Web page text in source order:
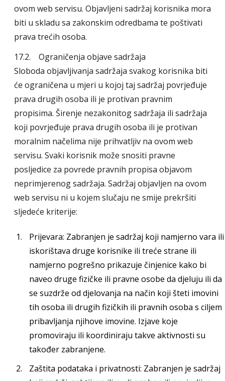
ovom web servisu. Objavljeni sadržaj korisnika mora
biti u skladu sa zakonskim odredbama te poštivati
prava trećih osoba.
17.2. Ograničenja objave sadržaja
Sloboda objavljivanja sadržaja svakog korisnika biti
će ograničena u mjeri u kojoj taj sadržaj povrjeđuje
prava drugih osoba ili je protivan pravnim
propisima. Širenje nezakonitog sadržaja ili sadržaja
koji povrjeđuje prava drugih osoba ili je protivan
moralnim načelima nije prihvatljiv na ovom web
servisu. Svaki korisnik može snositi pravne
posljedice za povrede pravnih propisa objavom
neprimjerenog sadržaja. Sadržaj objavljen na ovom
web servisu ni u kojem slučaju ne smije prekršiti
sljedeće kriterije:
Prijevara: Zabranjen je sadržaj koji namjerno vara ili
iskorištava druge korisnike ili treće strane ili
namjerno pogrešno prikazuje činjenice kako bi
naveo druge fizičke ili pravne osobe da djeluju ili da
se suzdrže od djelovanja na način koji šteti imovini
tih osoba ili drugih fizičkih ili pravnih osoba s ciljem
pribavljanja njihove imovine. Izjave koje
promoviraju ili koordiniraju takve aktivnosti su
također zabranjene.
Zaštita podataka i privatnosti: Zabranjen je sadržaj